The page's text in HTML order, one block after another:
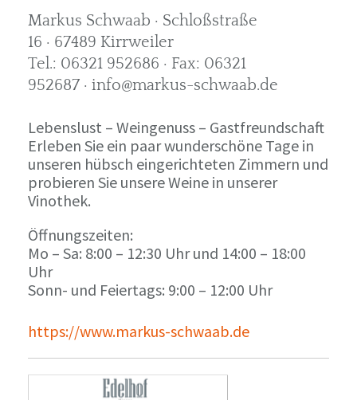
Markus Schwaab · Schloßstraße
16 · 67489 Kirrweiler
Tel.: 06321 952686 · Fax: 06321
952687 · info@markus-schwaab.de
Lebenslust – Weingenuss – Gastfreundschaft
Erleben Sie ein paar wunderschöne Tage in
unseren hübsch eingerichteten Zimmern und
probieren Sie unsere Weine in unserer
Vinothek.
Öffnungszeiten:
Mo – Sa: 8:00 – 12:30 Uhr und 14:00 – 18:00
Uhr
Sonn- und Feiertags: 9:00 – 12:00 Uhr
https://www.markus-schwaab.de